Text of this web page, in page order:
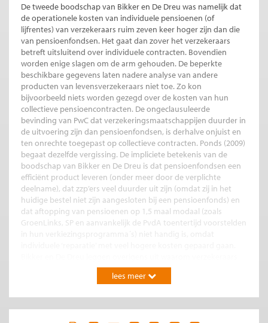
De tweede boodschap van Bikker en De Dreu was namelijk dat
de operationele kosten van individuele pensioenen (of
lijfrentes) van verzekeraars ruim zeven keer hoger zijn dan die
van pensioenfondsen. Het gaat dan zover het verzekeraars
betreft uitsluitend over individuele contracten. Bovendien
worden enige slagen om de arm gehouden. De beperkte
beschikbare gegevens laten nadere analyse van andere
producten van levensverzekeraars niet toe. Zo kon
bijvoorbeeld niets worden gezegd over de kosten van hun
collectieve pensioencontracten. De ongeclausuleerde
bevinding van PwC dat verzekeringsmaatschappijen duurder in
de uitvoering zijn dan pensioenfondsen, is derhalve onjuist en
ten onrechte toegepast op collectieve contracten. Ponds (2009)
begaat dezelfde vergissing. De impliciete betekenis van de
boodschap van Bikker en De Dreu is dat pensioenfondsen een
efficiënt product leveren (onder meer door de verplichte
deelname), dat zzp’ers veel duurder uit zijn (omdat zij in het
huidige bestel niet zijn aangesloten bij een pensioenfonds) en
dat aftopping van pensioenen op 1,5 maal modaal (zoals
GroenLinks, SP en aanvankelijk de PvdA toentertijd voorstelden
bij individuele producten duurder uit zijn: (1) ze hebben extra
kosten van acquisitie en bemiddeling en last van averechtse
lees meer